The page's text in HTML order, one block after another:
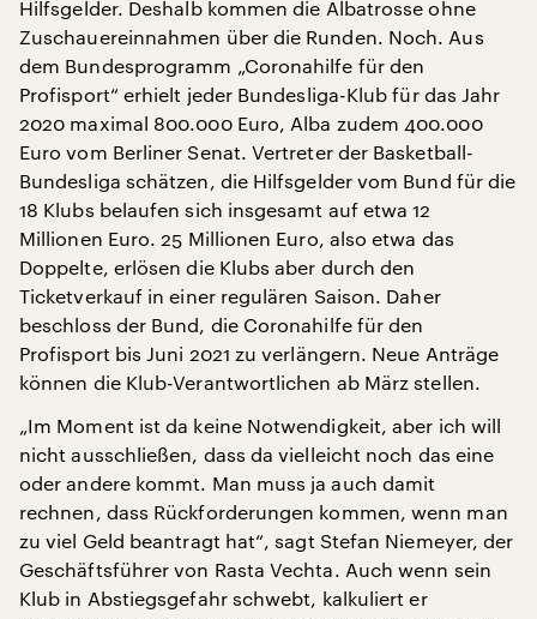
Hilfsgelder. Deshalb kommen die Albatrosse ohne
Zuschauereinnahmen über die Runden. Noch. Aus
dem Bundesprogramm „Coronahilfe für den
Profisport“ erhielt jeder Bundesliga-Klub für das Jahr
2020 maximal 800.000 Euro, Alba zudem 400.000
Euro vom Berliner Senat. Vertreter der Basketball-
Bundesliga schätzen, die Hilfsgelder vom Bund für die
18 Klubs belaufen sich insgesamt auf etwa 12
Millionen Euro. 25 Millionen Euro, also etwa das
Doppelte, erlösen die Klubs aber durch den
Ticketverkauf in einer regulären Saison. Daher
beschloss der Bund, die Coronahilfe für den
Profisport bis Juni 2021 zu verlängern. Neue Anträge
können die Klub-Verantwortlichen ab März stellen.
„Im Moment ist da keine Notwendigkeit, aber ich will
nicht ausschließen, dass da vielleicht noch das eine
oder andere kommt. Man muss ja auch damit
rechnen, dass Rückforderungen kommen, wenn man
zu viel Geld beantragt hat“, sagt Stefan Niemeyer, der
Geschäftsführer von Rasta Vechta. Auch wenn sein
Klub in Abstiegsgefahr schwebt, kalkuliert er